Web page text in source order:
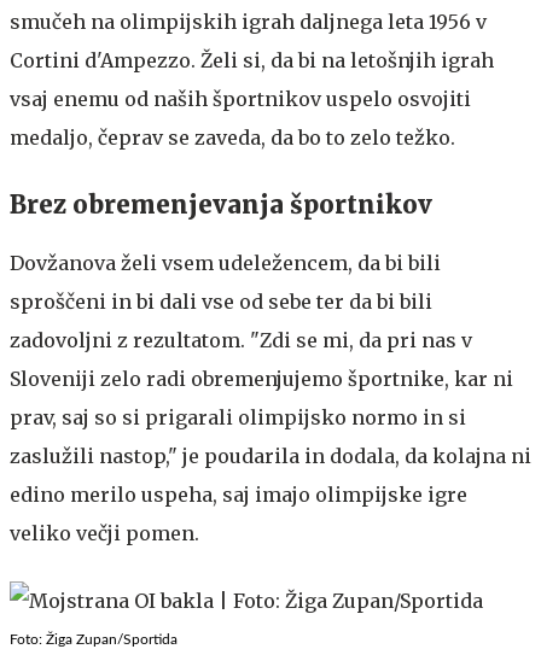
smučeh na olimpijskih igrah daljnega leta 1956 v
Cortini d'Ampezzo. Želi si, da bi na letošnjih igrah
vsaj enemu od naših športnikov uspelo osvojiti
medaljo, čeprav se zaveda, da bo to zelo težko.
Brez obremenjevanja športnikov
Dovžanova želi vsem udeležencem, da bi bili
sproščeni in bi dali vse od sebe ter da bi bili
zadovoljni z rezultatom. "Zdi se mi, da pri nas v
Sloveniji zelo radi obremenjujemo športnike, kar ni
prav, saj so si prigarali olimpijsko normo in si
zaslužili nastop," je poudarila in dodala, da kolajna ni
edino merilo uspeha, saj imajo olimpijske igre
veliko večji pomen.
Foto: Žiga Zupan/Sportida